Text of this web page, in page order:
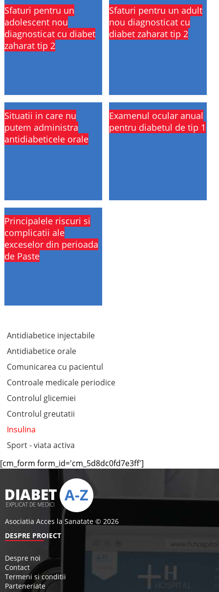
Sfaturi pentru un
adolescent nou
diagnosticat cu diabet
zaharat tip 2
Sfaturi pentru un adult
nou diagnosticat cu
diabet zaharat tip 2
Situatii in care nu
putem administra
antidiabeticele orale
Examenul ocular anual
pentru diabetul de tip 1
Principalele riscuri si
complicatii ale
exceselor din perioada
de Paste
Antidiabetice injectabile
Antidiabetice orale
Comunicarea cu pacientul
Controale medicale periodice
Controlul glicemiei
Controlul greutatii
Insulina
Sport - viata activa
[cm_form form_id='cm_5d8dc0fd7e3ff']
Asociatia Acces la Sanatate © 2026
DESPRE PROIECT
Despre noi
Contact
Termeni si conditii
Parteneriate